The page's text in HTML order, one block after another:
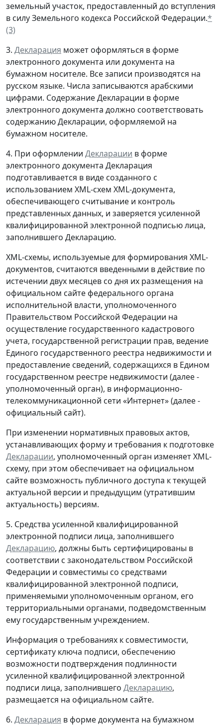
земельный участок, предоставленный до вступления
в силу Земельного кодекса Российской Федерации.*
(3)
3. Декларация может оформляться в форме
электронного документа или документа на
бумажном носителе. Все записи производятся на
русском языке. Числа записываются арабскими
цифрами. Содержание Декларации в форме
электронного документа должно соответствовать
содержанию Декларации, оформляемой на
бумажном носителе.
4. При оформлении Декларации в форме
электронного документа Декларация
подготавливается в виде созданного с
использованием XML-схем XML-документа,
обеспечивающего считывание и контроль
представленных данных, и заверяется усиленной
квалифицированной электронной подписью лица,
заполнившего Декларацию.
XML-схемы, используемые для формирования XML-
документов, считаются введенными в действие по
истечении двух месяцев со дня их размещения на
официальном сайте федерального органа
исполнительной власти, уполномоченного
Правительством Российской Федерации на
осуществление государственного кадастрового
учета, государственной регистрации прав, ведение
Единого государственного реестра недвижимости и
предоставление сведений, содержащихся в Едином
государственном реестре недвижимости (далее -
уполномоченный орган), в информационно-
телекоммуникационной сети «Интернет» (далее -
официальный сайт).
При изменении нормативных правовых актов,
устанавливающих форму и требования к подготовке
Декларации, уполномоченный орган изменяет XML-
схему, при этом обеспечивает на официальном
сайте возможность публичного доступа к текущей
актуальной версии и предыдущим (утратившим
актуальность) версиям.
5. Средства усиленной квалифицированной
электронной подписи лица, заполнившего
Декларацию, должны быть сертифицированы в
соответствии с законодательством Российской
Федерации и совместимы со средствами
квалифицированной электронной подписи,
применяемыми уполномоченным органом, его
территориальными органами, подведомственным
ему государственным учреждением.
Информация о требованиях к совместимости,
сертификату ключа подписи, обеспечению
возможности подтверждения подлинности
усиленной квалифицированной электронной
подписи лица, заполнившего Декларацию,
размещается на официальном сайте.
6. Декларация в форме документа на бумажном